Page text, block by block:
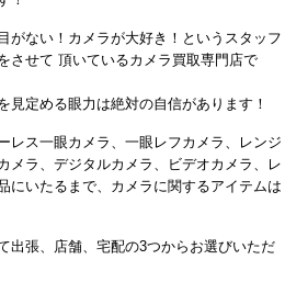
がない！カメラが大好き！というスタッフ
させて 頂いているカメラ買取専門店で
見定める眼力は絶対の自信があります！
レス一眼カメラ、一眼レフカメラ、レンジ
メラ、デジタルカメラ、ビデオカメラ、レ
にいたるまで、カメラに関するアイテムは
出張、店舗、宅配の3つからお選びいただ